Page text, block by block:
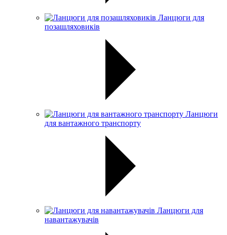
Ланцюги для
позашляховиків
Ланцюги
для вантажного транспорту
Ланцюги для
навантажувачів